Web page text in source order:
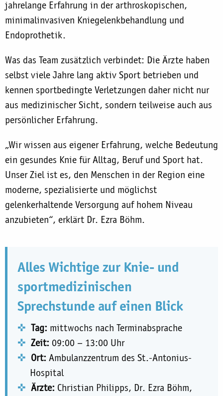
jahrelange Erfahrung in der arthroskopischen,
minimalinvasiven Kniegelenkbehandlung und
Endoprothetik.
Was das Team zusätzlich verbindet: Die Ärzte haben
selbst viele Jahre lang aktiv Sport betrieben und
kennen sportbedingte Verletzungen daher nicht nur
aus medizinischer Sicht, sondern teilweise auch aus
persönlicher Erfahrung.
„Wir wissen aus eigener Erfahrung, welche Bedeutung
ein gesundes Knie für Alltag, Beruf und Sport hat.
Unser Ziel ist es, den Menschen in der Region eine
moderne, spezialisierte und möglichst
gelenkerhaltende Versorgung auf hohem Niveau
anzubieten“, erklärt Dr. Ezra Böhm.
Alles Wichtige zur Knie- und
sportmedizinischen
Sprechstunde auf einen Blick
Tag: mittwochs nach Terminabsprache
Zeit: 09:00 – 13:00 Uhr
Ort: Ambulanzzentrum des St.-Antonius-
Hospital
Ärzte: Christian Philipps, Dr. Ezra Böhm,